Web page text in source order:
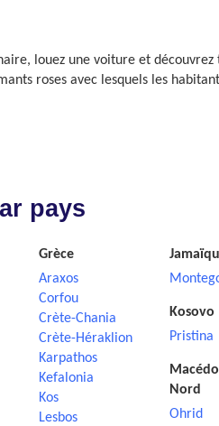
louez une voiture et
roses avec lesquels les
pays
Grèce
Araxos
Corfou
Crète-Chania
Crète-Héraklion
Karpathos
Kefalonia
Kos
Lesbos
Kosovo
Pristina
Nord
Ohrid